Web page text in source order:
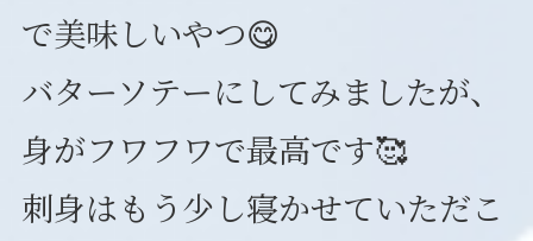
で美味しいやつ😋
バターソテーにしてみましたが、
身がフワフワで最高です🥰
刺身はもう少し寝かせていただこ